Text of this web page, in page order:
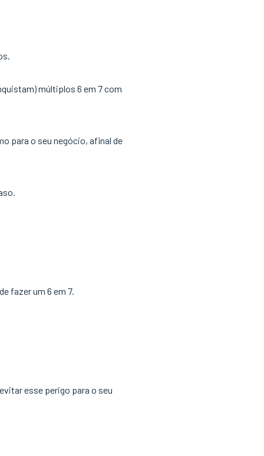
múltiplos 6 em 7 com
para o seu negócio, afinal de
fazer um 6 em 7.
esse perigo para o seu